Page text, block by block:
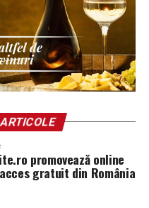
practic lansat la
fiecare
și pașii necesari pentru
în alte comunități.
poate fi consultat aici:
promovează online
gratuit din România